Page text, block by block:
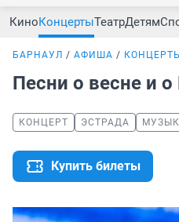
КиноКонцертыТеатрДетям
БАРНАУЛ АФИША КОНЦЕРТЫ
Песни о весне и
КОНЦЕРТ ЭСТРАДА
Купить билеты